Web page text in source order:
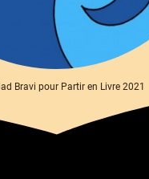
Bravi pour Partir en Livre 2021